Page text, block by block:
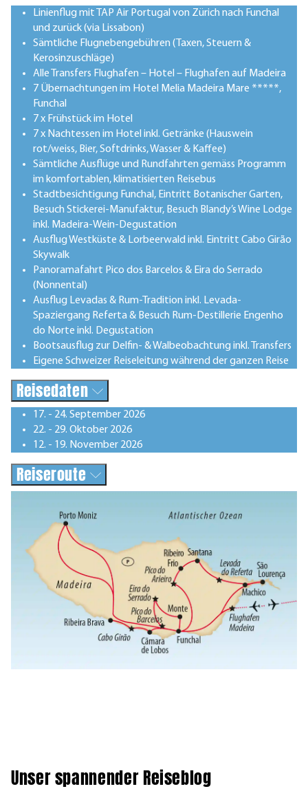
Linienflug mit TAP Air Portugal von Zürich nach Funchal
und zurück (via Lissabon)
Sämtliche Flugnebengebühren (Taxen, Steuern &
Kerosinzuschläge)
Alle Transfers Flughafen – Hotel – Flughafen auf Madeira
7 Übernachtungen im Hotel Melia Madeira Mare *****,
Funchal
7 x Frühstück im Hotel
7 x Nachtessen im Hotel inkl. Getränke (Hauswein
rot/weiss, Bier, Softdrinks, Wasser & Kaffee)
Sämtliche Ausflüge und Rundfahrten gemäss Programm
im komfortablen, klimatisierten Reisebus
Stadtbesichtigung Funchal, Eintritt Botanischer Garten,
Besuch Stickerei-Manufaktur, Besuch Blandy’s Wine Lodge
inkl. Madeira-Wein-Degustation
Ausflug Westküste & Lorbeerwald inkl. Eintritt Cabo Girão
Skywalk
Panoramafahrt Pico dos Barcelos & Eira do Serrado
(Nonnental)
Ausflug Levadas & Rum-Tradition inkl. Levada-
Spaziergang Referta & Besuch Rum-Destillerie Engenho
do Norte inkl. Degustation
Bootsausflug zur Delfin- & Walbeobachtung inkl. Transfers
Eigene Schweizer Reiseleitung während der ganzen Reise
Reisedaten
17. - 24. September 2026
22. - 29. Oktober 2026
12. - 19. November 2026
Reiseroute
Unser spannender Reiseblog